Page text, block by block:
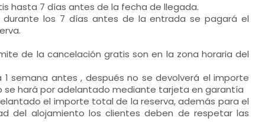
hasta 7 días antes de la fecha de llegada.
durante los 7 días antes de la entrada se pagará el
de la cancelación gratis son en la zona horaria del
semana antes , después no se devolverá el importe
se hará por adelantado mediante tarjeta en garantía
el importe total de la reserva, además para el
del alojamiento los clientes deben de respetar las